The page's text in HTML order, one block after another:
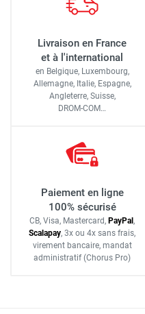
Livraison en France
et à l'international
en Belgique, Luxembourg,
Allemagne, Italie, Espagne,
Angleterre, Suisse,
DROM-COM…
Paiement en ligne
100% sécurisé
CB, Visa, Mastercard, PayPal,
Scalapay, 3x ou 4x sans frais,
virement bancaire, mandat
administratif (Chorus Pro)